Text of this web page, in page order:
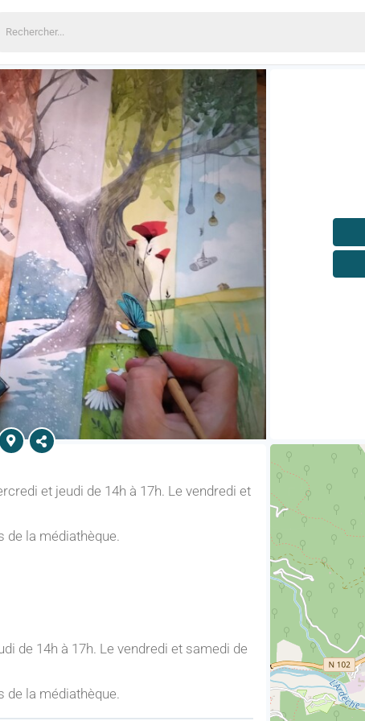
et jeudi de 14h à 17h. Le vendredi et
de la médiathèque.
de 14h à 17h. Le vendredi et samedi de
de la médiathèque.